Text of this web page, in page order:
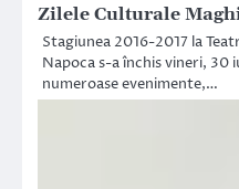
Zilele Culturale
Stagiunea 2016-2017 la
Napoca s-a închis vineri, 30
numeroase evenimente,…